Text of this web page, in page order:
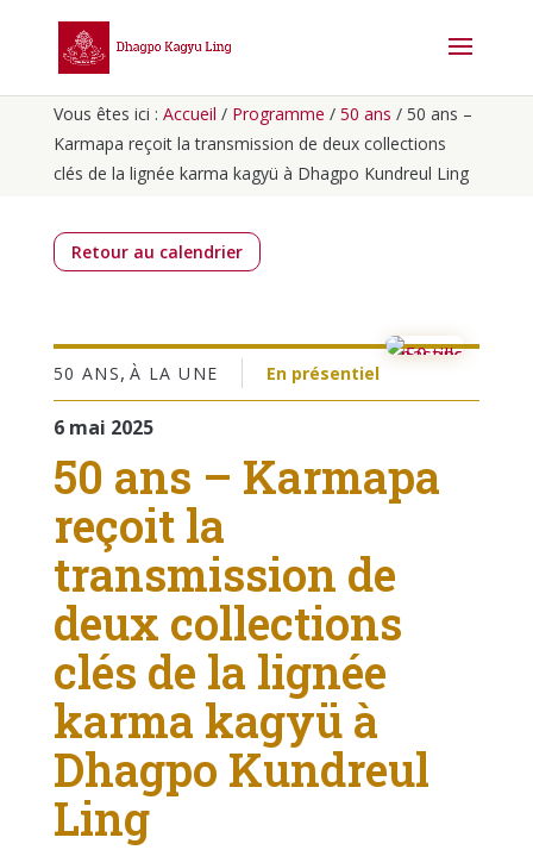
Vous êtes ici : Accueil / Programme / 50 ans / 50 ans –
Karmapa reçoit la transmission de deux collections
clés de la lignée karma kagyü à Dhagpo Kundreul Ling
Retour au calendrier
50 ANS,À LA UNE En présentiel
6 mai 2025
50 ans – Karmapa
reçoit la
transmission de
deux collections
clés de la lignée
karma kagyü à
Dhagpo Kundreul
Ling